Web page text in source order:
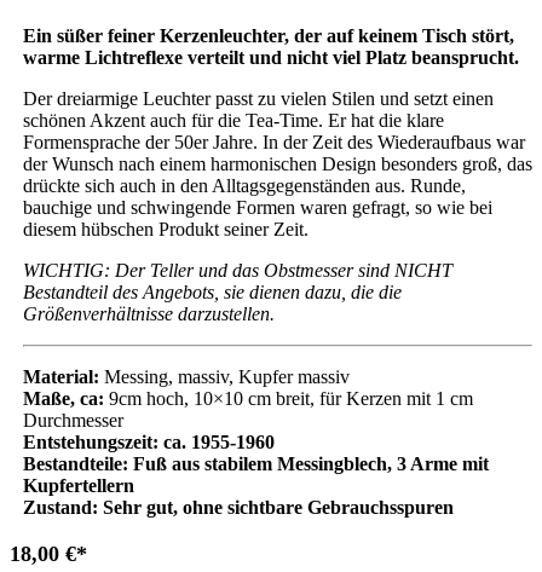
Ein süßer feiner Kerzenleuchter, der auf keinem Tisch stört,
warme Lichtreflexe verteilt und nicht viel Platz beansprucht.
Der dreiarmige Leuchter passt zu vielen Stilen und setzt einen
schönen Akzent auch für die Tea-Time. Er hat die klare
Formensprache der 50er Jahre. In der Zeit des Wiederaufbaus war
der Wunsch nach einem harmonischen Design besonders groß, das
drückte sich auch in den Alltagsgegenständen aus. Runde,
bauchige und schwingende Formen waren gefragt, so wie bei
diesem hübschen Produkt seiner Zeit.
WICHTIG: Der Teller und das Obstmesser sind NICHT
Bestandteil des Angebots, sie dienen dazu, die die
Größenverhältnisse darzustellen.
Material: Messing, massiv, Kupfer massiv
Maße, ca: 9cm hoch, 10×10 cm breit, für Kerzen mit 1 cm
Durchmesser
Entstehungszeit: ca. 1955-1960
Bestandteile: Fuß aus stabilem Messingblech, 3 Arme mit
Kupfertellern
Zustand: Sehr gut, ohne sichtbare Gebrauchsspuren
18,00 €